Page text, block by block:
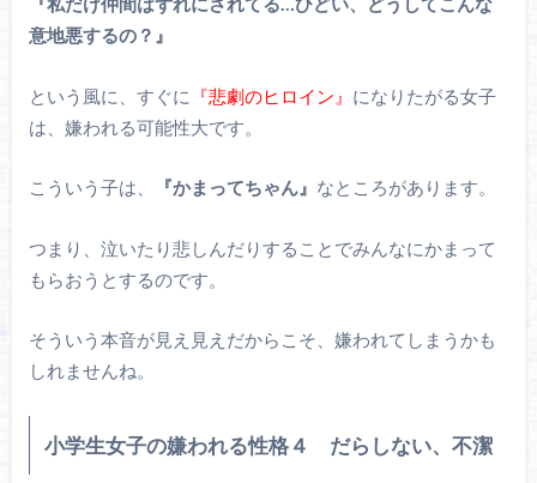
意地悪するの？』
という風に、すぐに 『悲劇のヒロイン』 になりたがる女子
は、嫌われる可能性大です。
こういう子は、 『かまってちゃん』 なところがあります。
つまり、泣いたり悲しんだりすることでみんなにかまって
もらおうとするのです。
そういう本音が見え見えだからこそ、嫌われてしまうかも
しれませんね。
小学生女子の嫌われる性格４ だらしない、不潔